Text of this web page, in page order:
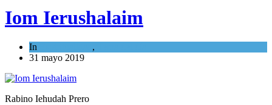
Iom Ierushalaim
In ,
31 mayo 2019
Rabino Iehudah Prero